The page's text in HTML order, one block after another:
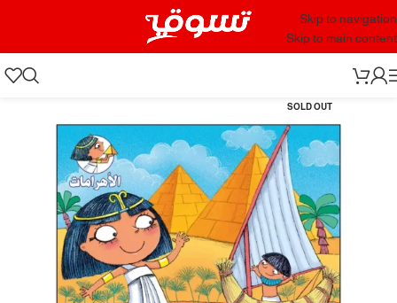
Skip to navigation
Skip to main content
SOLD OUT